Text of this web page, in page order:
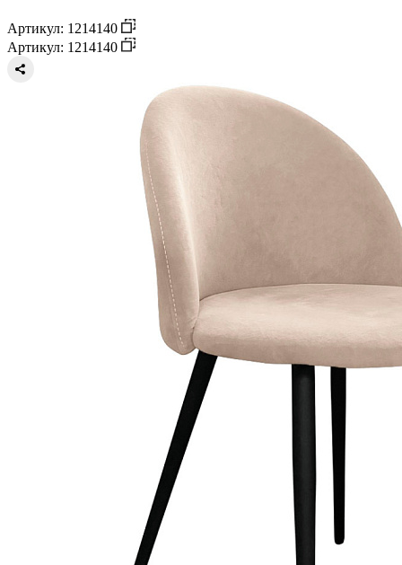
Артикул: 1214140
Артикул: 1214140